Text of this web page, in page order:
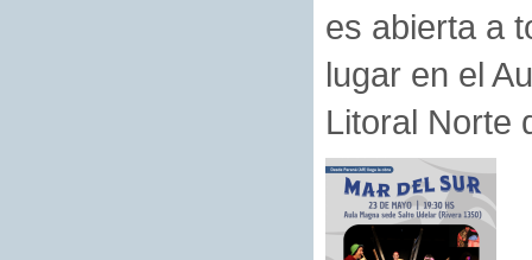
es abierta a
lugar en el
Litoral Norte